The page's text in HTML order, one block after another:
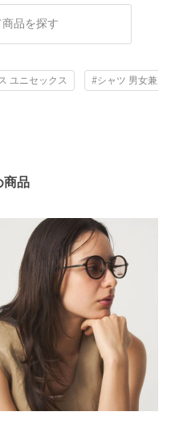
品を探す
ユニセックス #シャツ 男女兼用
商品